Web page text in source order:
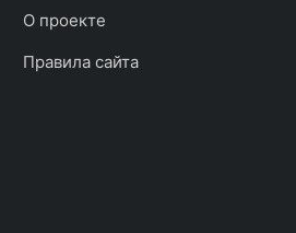
О проекте
Правила сайта